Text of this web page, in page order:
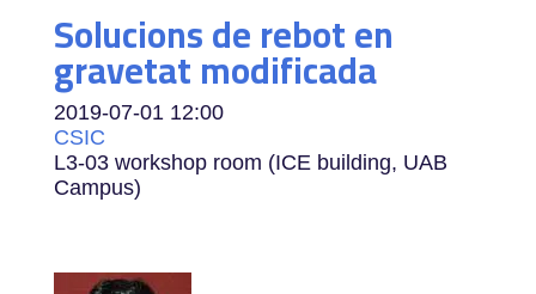
Solucions de rebot en
gravetat modificada
2019-07-01 12:00
CSIC
L3-03 workshop room (ICE building, UAB
Campus)